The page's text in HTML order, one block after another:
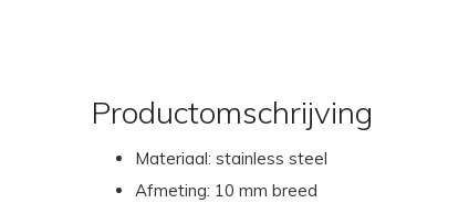
Productomschrijving
Materiaal: stainless steel
Afmeting: 10 mm breed